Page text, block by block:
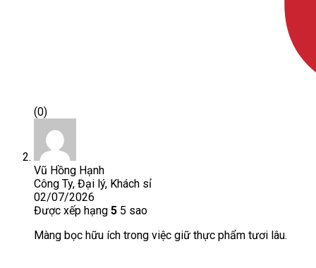
(0)
Vũ Hồng Hạnh
Công Ty, Đại lý, Khách sỉ
02/07/2026
Được xếp hạng 5 5 sao
Màng bọc hữu ích trong việc giữ thực phẩm tươi lâu.